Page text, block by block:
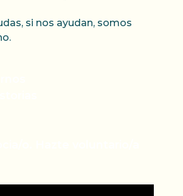
si nos ayudan, somos
o. Hazte voluntario/a